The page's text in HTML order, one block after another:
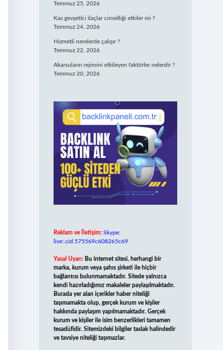
Temmuz 25, 2026
Kas gevşetici ilaçlar cinselliği etkiler mi ?
Temmuz 24, 2026
Hizmetli nerelerde çalışır ?
Temmuz 22, 2026
Akarsuların rejimini etkileyen faktörler nelerdir ?
Temmuz 20, 2026
Reklam ve İletişim: Skype:
live:.cid.575569c608265c69
Yasal Uyarı: Bu internet sitesi, herhangi bir
marka, kurum veya şahıs şirketi ile hiçbir
bağlantısı bulunmamaktadır. Sitede yalnızca
kendi hazırladığımız makaleler paylaşılmaktadır.
Burada yer alan içerikler haber niteliği
taşımamakta olup, gerçek kurum ve kişiler
hakkında paylaşım yapılmamaktadır. Gerçek
kurum ve kişiler ile isim benzerlikleri tamamen
tesadüfidir. Sitemizdeki bilgiler taslak halindedir
ve tavsiye niteliği taşımazlar.